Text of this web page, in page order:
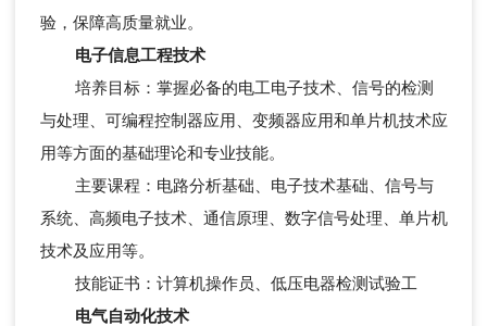
验，保障高质量就业。
电子信息工程技术
培养目标：掌握必备的电工电子技术、信号的检测
与处理、可编程控制器应用、变频器应用和单片机技术应
用等方面的基础理论和专业技能。
主要课程：电路分析基础、电子技术基础、信号与
系统、高频电子技术、通信原理、数字信号处理、单片机
技术及应用等。
技能证书：计算机操作员、低压电器检测试验工
电气自动化技术